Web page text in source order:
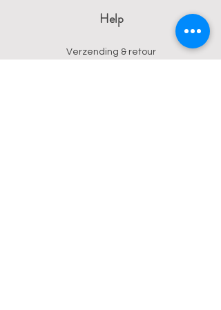
Help
Verzending & retour